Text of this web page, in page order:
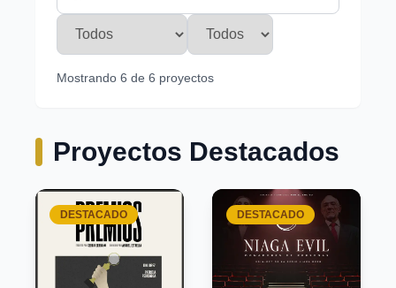
Mostrando 6 de 6 proyectos
Proyectos Destacados
DESTACADO
CORTOMETRAJE
2025
DESTACADO
2024 18 minutos y 44 segundos